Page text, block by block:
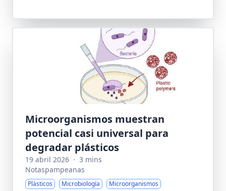
Microorganismos muestran
potencial casi universal para
degradar plásticos
19 abril 2026 · 3 mins
Notaspampeanas
Plásticos Microbiología
Microorganismos